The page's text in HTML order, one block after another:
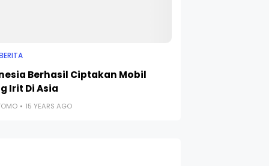
Berhasil Ciptakan Mobil
Irit Di Asia
15 YEARS AGO